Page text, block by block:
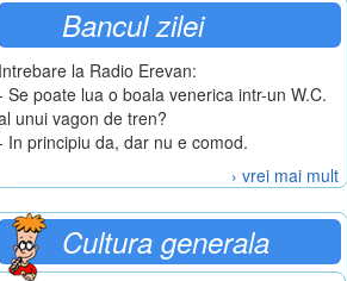
Bancul zilei
Intrebare la Radio Erevan:
Se poate lua o boala venerica intr-un W.C.
unui vagon de tren?
In principiu da, dar nu e comod.
› vrei mai mult
Cultura generala